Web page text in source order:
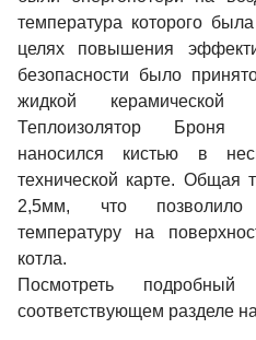
температура которого
целях повышения
безопасности было
жидкой керамической
Теплоизолятор Броня
наносился кистью в
технической карте. Общая
2,5мм, что позволило
температуру на
котла.
Посмотреть
соответствующем разделе